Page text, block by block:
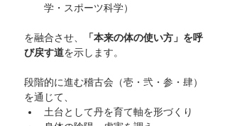
学・スポーツ科学）
を融合させ、
「本来の体の使い方」を呼
び戻す道を示します。
段階的に進む稽古会（壱・弐・参・肆）
を通じて、
土台として丹を育て軸を形づくり